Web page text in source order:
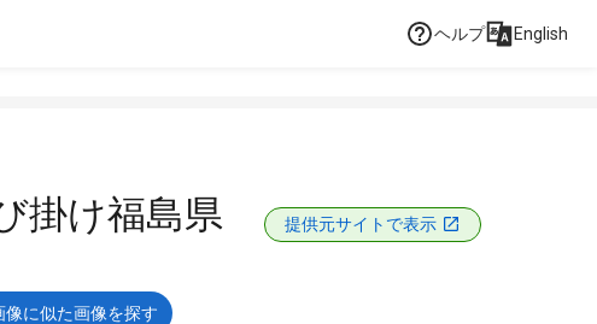
ヘルプ English
掛け福島県 提供元サイトで表示
像に似た画像を探す